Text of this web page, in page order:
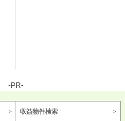
-PR-
収益物件検索